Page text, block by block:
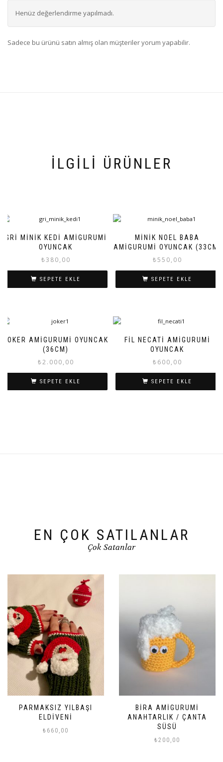
Henüz değerlendirme yapılmadı.
Sadece bu ürünü satın almış olan müşteriler yorum yapabilir.
İLGILI ÜRÜNLER
GRI MINIK KEDI AMIGURUMI
OYUNCAK
₺380,00
SEPETE EKLE
MINIK NOEL BABA
AMIGURUMI OYUNCAK (33CM)
₺550,00
SEPETE EKLE
JOKER AMIGURUMI OYUNCAK
(36CM)
₺2.000,00
SEPETE EKLE
FIL NECATI AMIGURUMI
OYUNCAK
₺600,00
SEPETE EKLE
EN ÇOK SATILANLAR
Çok Satanlar
BIRA AMIGURUMI
ANAHTARLIK / ÇANTA
SÜSÜ
TOP YILBAŞI SÜSÜ
₺175,00